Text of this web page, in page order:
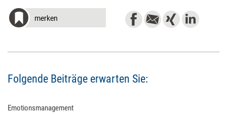
merken
Folgende Beiträge erwarten Sie:
Emotionsmanagement